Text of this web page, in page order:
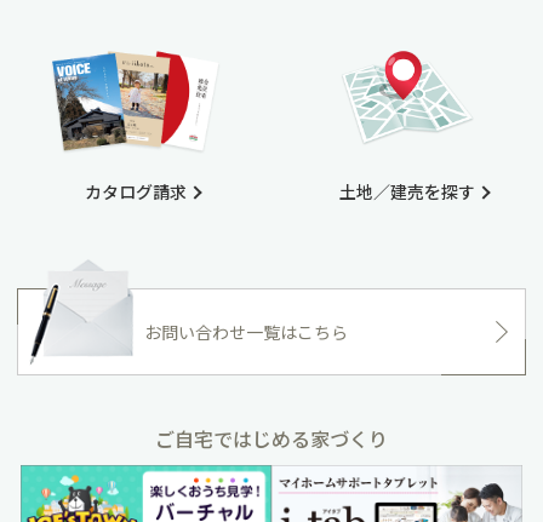
カタログ請求 土地／建売を探す
お問い合わせ一覧はこちら
ご自宅ではじめる家づくり